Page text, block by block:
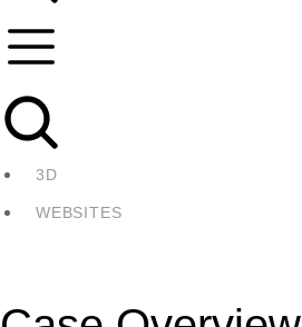
3D
WEBSITES